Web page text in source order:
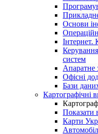
Основи
Інтернет.
систем
Апаратне
Офісні
Бази
Картографічні
Показати
Карти